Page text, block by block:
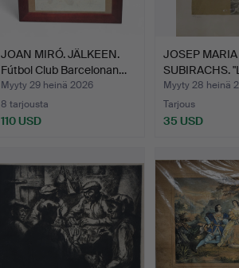
JOAN MIRÓ. JÄLKEEN.
Fútbol Club Barcelonan…
Myyty 29 heinä 2026
8 tarjousta
110 USD
JOSEP MARIA
SUBIRACHS.
Bella".
Myyty 28 heinä
Tarjous
35 USD